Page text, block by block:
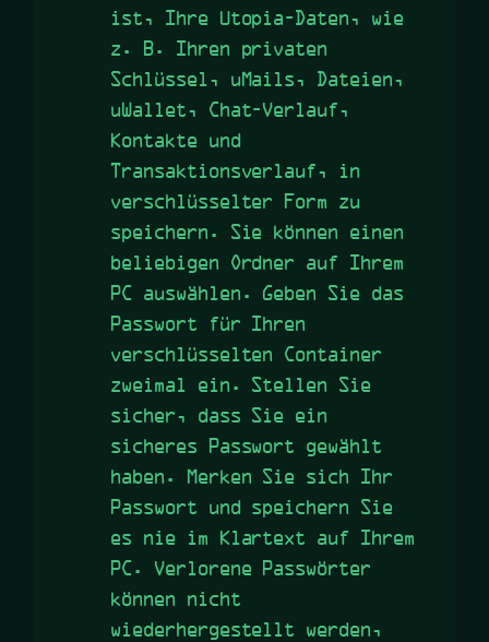
ist, Ihre Utopia-Daten, wie
z. B. Ihren privaten
Schlüssel, uMails, Dateien,
uWallet, Chat-Verlauf,
Kontakte und
Transaktionsverlauf, in
verschlüsselter Form zu
speichern. Sie können einen
beliebigen Ordner auf Ihrem
PC auswählen. Geben Sie das
Passwort für Ihren
verschlüsselten Container
zweimal ein. Stellen Sie
sicher, dass Sie ein
sicheres Passwort gewählt
haben. Merken Sie sich Ihr
Passwort und speichern Sie
es nie im Klartext auf Ihrem
PC. Verlorene Passwörter
können nicht
wiederhergestellt werden,